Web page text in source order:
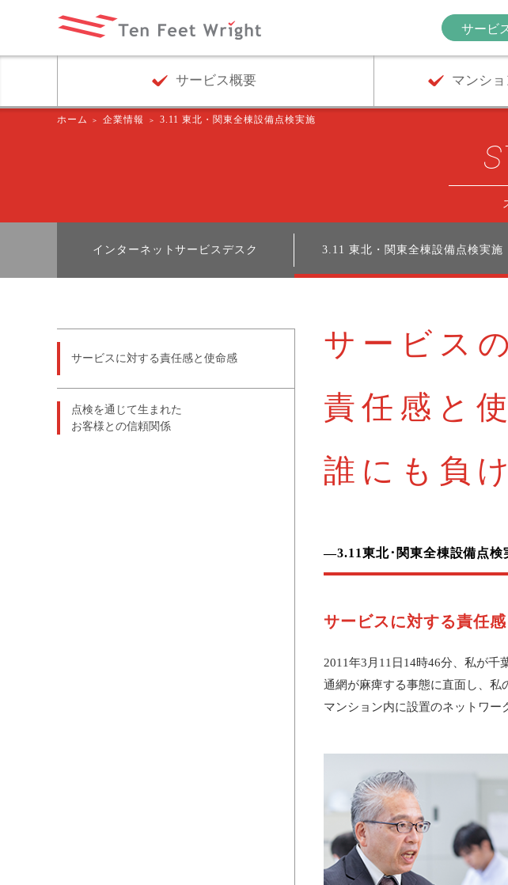
サービ
サービス概要 マンシ
ホーム 企業情報 3.11 東北・関東全棟設備点検実施
インターネットサービスデスク 3.11 東北・関東全棟設備点検実施
サービスに対する責任感と使命感
点検を通じて生まれた
お客様との信頼関係
サービスの
責任感と
誰にも負
―3.11東北･関東全棟設備点
サービスに対する責任
2011年3月11日14時46分、私が
通網が麻痺する事態に直面し、私
マンション内に設置のネットワー